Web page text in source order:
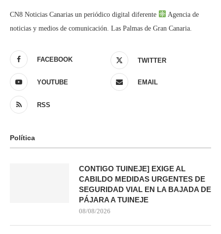
CN8 Noticias Canarias un periódico digital diferente
Agencia de
noticias y medios de comunicación. Las Palmas de Gran Canaria.
FACEBOOK TWITTER
YOUTUBE EMAIL
RSS
Política
CONTIGO TUINEJE] EXIGE AL
CABILDO MEDIDAS URGENTES DE
SEGURIDAD VIAL EN LA BAJADA DE
PÁJARA A TUINEJE
08/08/2026